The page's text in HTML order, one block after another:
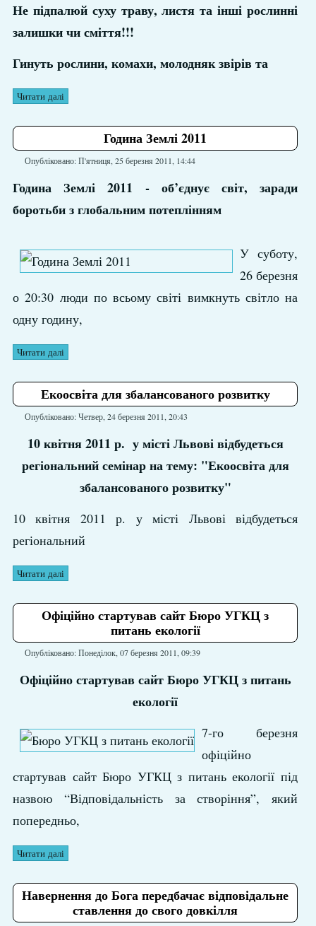
Не підпалюй суху траву, листя та інші рослинні
залишки чи сміття!!!
Гинуть рослини, комахи, молодняк звірів та
Читати далі
Година Землі 2011
Опубліковано: П'ятниця, 25 березня 2011, 14:44
Година Землі 2011 - об’єднує світ, заради
боротьби з глобальним потеплінням
У суботу,
26 березня
о 20:30 люди по всьому світі вимкнуть світло на
одну годину,
Читати далі
Екоосвіта для збалансованого розвитку
Опубліковано: Четвер, 24 березня 2011, 20:43
10 квітня 2011 р. у місті Львові відбудеться
регіональний семінар на тему: "Екоосвіта для
збалансованого розвитку"
10 квітня 2011 р. у місті Львові відбудеться
регіональний
Читати далі
Офіційно стартував сайт Бюро УГКЦ з
питань екології
Опубліковано: Понеділок, 07 березня 2011, 09:39
Офіційно стартував сайт Бюро УГКЦ з питань
екології
7-го березня
офіційно
стартував сайт Бюро УГКЦ з питань екології під
назвою “Відповідальність за створіння”, який
попередньо,
Читати далі
Навернення до Бога передбачає відповідальне
ставлення до свого довкілля